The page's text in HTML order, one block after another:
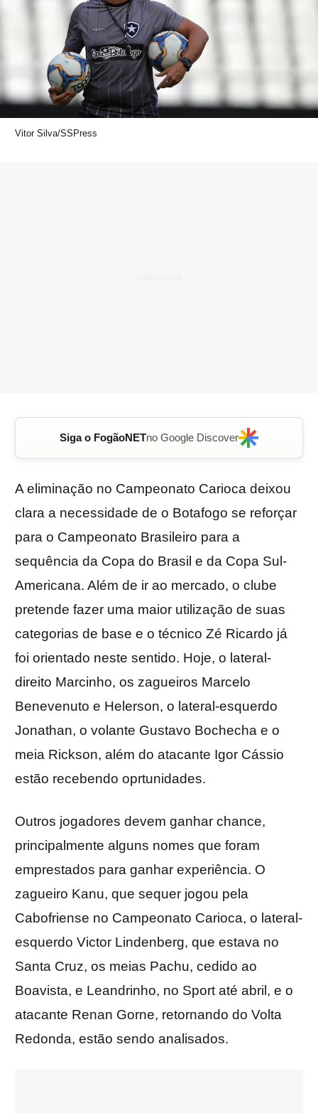
Vitor Silva/SSPress
Siga o FogãoNETno Google Discover
A eliminação no Campeonato Carioca deixou
clara a necessidade de o Botafogo se reforçar
para o Campeonato Brasileiro para a
sequência da Copa do Brasil e da Copa Sul-
Americana. Além de ir ao mercado, o clube
pretende fazer uma maior utilização de suas
categorias de base e o técnico Zé Ricardo já
foi orientado neste sentido. Hoje, o lateral-
direito Marcinho, os zagueiros Marcelo
Benevenuto e Helerson, o lateral-esquerdo
Jonathan, o volante Gustavo Bochecha e o
meia Rickson, além do atacante Igor Cássio
estão recebendo oprtunidades.
Outros jogadores devem ganhar chance,
principalmente alguns nomes que foram
emprestados para ganhar experiência. O
zagueiro Kanu, que sequer jogou pela
Cabofriense no Campeonato Carioca, o lateral-
esquerdo Victor Lindenberg, que estava no
Santa Cruz, os meias Pachu, cedido ao
Boavista, e Leandrinho, no Sport até abril, e o
atacante Renan Gorne, retornando do Volta
Redonda, estão sendo analisados.